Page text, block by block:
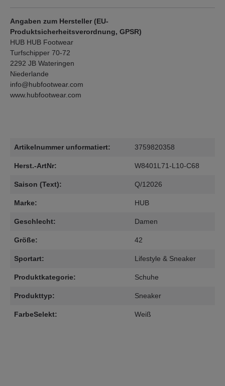
Angaben zum Hersteller (EU-
Produktsicherheitsverordnung, GPSR)
HUB HUB Footwear
Turfschipper 70-72
2292 JB Wateringen
Niederlande
info@hubfootwear.com
www.hubfootwear.com
Artikelnummer unformatiert: 3759820358
Herst.-ArtNr: W8401L71-L10-C68
Saison (Text): Q/12026
Marke: HUB
Geschlecht: Damen
Größe: 42
Sportart: Lifestyle & Sneaker
Produktkategorie: Schuhe
Produkttyp: Sneaker
FarbeSelekt: Weiß